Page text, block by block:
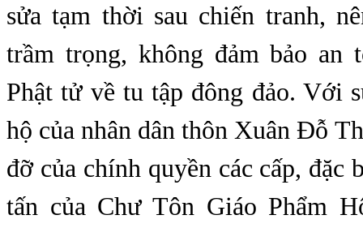
sửa tạm thời sau chiến tranh,
trầm trọng, không đảm bảo an
Phật tử về tu tập đông đảo. Với
hộ của nhân dân thôn Xuân Đỗ
đỡ của chính quyền các cấp, đặc
tấn của Chư Tôn Giáo Phẩm